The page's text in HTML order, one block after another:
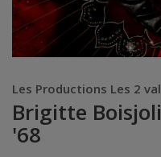
Les Productions Les 2
Brigitte
'68